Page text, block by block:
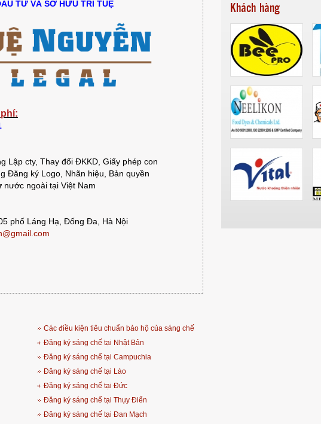
TƯ VÀ SỞ HỮU TRÍ TUỆ
Lập cty, Thay đổi ĐKKD, Giấy phép con
Đăng ký Logo, Nhãn hiệu, Bản quyền
ngoài tại Việt Nam
phố Láng Hạ, Đống Đa, Hà Nội
Các điều kiện tiêu chuẩn bảo hộ của sáng chế
Đăng ký sáng chế tại Nhật Bản
Đăng ký sáng chế tại Campuchia
Đăng ký sáng chế tại Lào
Đăng ký sáng chế tại Đức
Đăng ký sáng chế tại Thụy Điển
Đăng ký sáng chế tại Đan Mạch
Khách hàng